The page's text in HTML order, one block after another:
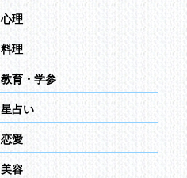
心理
料理
教育・学参
星占い
恋愛
美容